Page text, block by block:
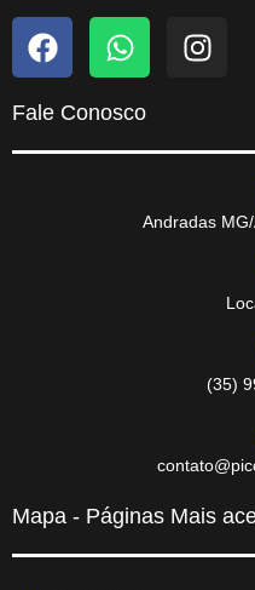
Fale Conosco
Andradas
(35)
Mapa - Páginas Mais